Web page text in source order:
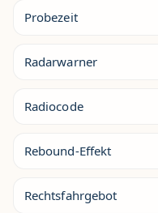
Probezeit
Radarwarner
Radiocode
Rebound-Effekt
Rechtsfahrgebot